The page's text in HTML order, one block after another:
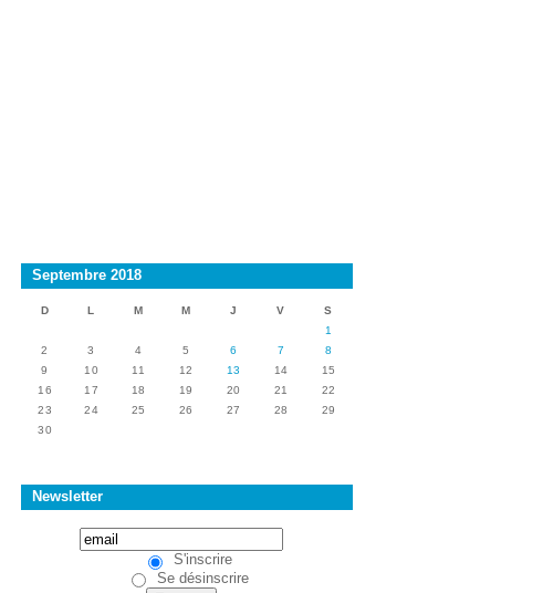
Septembre 2018
D L M M J V
S
1
2
3 4 5 6 7
8
9
10 11 12 13 14
15
16
17 18 19 20 21
22
23
24 25 26 27 28
29
30
Newsletter
S'inscrire
Se désinscrire